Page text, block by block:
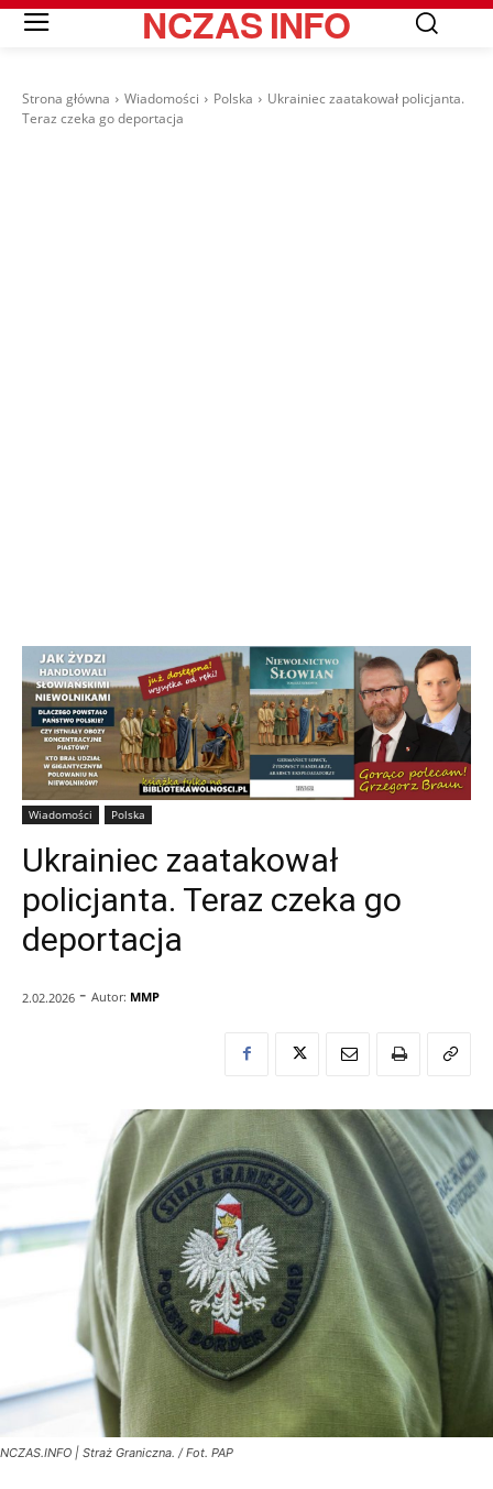
NCZASINFO
Strona główna Wiadomości Polska
Ukrainiec zaatakował policjanta.
Teraz czeka go deportacja
Wiadomości Polska
Ukrainiec zaatakował
policjanta. Teraz czeka go
deportacja
2.02.2026 - Autor: MMP
NCZAS.INFO | Straż Graniczna. / Fot. PAP